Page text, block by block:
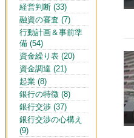
経営判断 (33)
融資の審査 (7)
行動計画＆事前準
備 (54)
資金繰り表 (20)
資金調達 (21)
起業 (8)
銀行の特徴 (8)
銀行交渉 (37)
銀行交渉の心構え
(9)